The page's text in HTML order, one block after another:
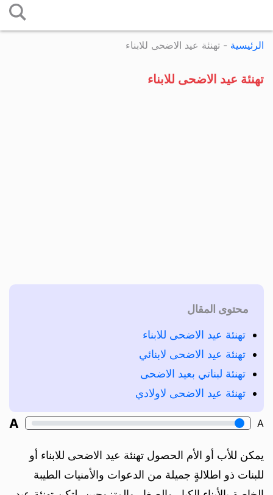
إلى
المحتوى
الرئيسية - تهنئة عيد الاضحى للابناء
تهنئة عيد الاضحى للابناء
محتوى المقال
تهنئة عيد الاضحى للابناء
تهنئة عيد الاضحى لابنائي
تهنئة لبناتي بعيد الاضحى
تهنئة عيد الاضحى لاولادي
A
A
يمكن للأب أو الأم الحصول تهنئة عيد الاضحى للابناء أو
للبنات ذو اطلالةٍ جميلة من الدعوات والأمنيات الطيبة